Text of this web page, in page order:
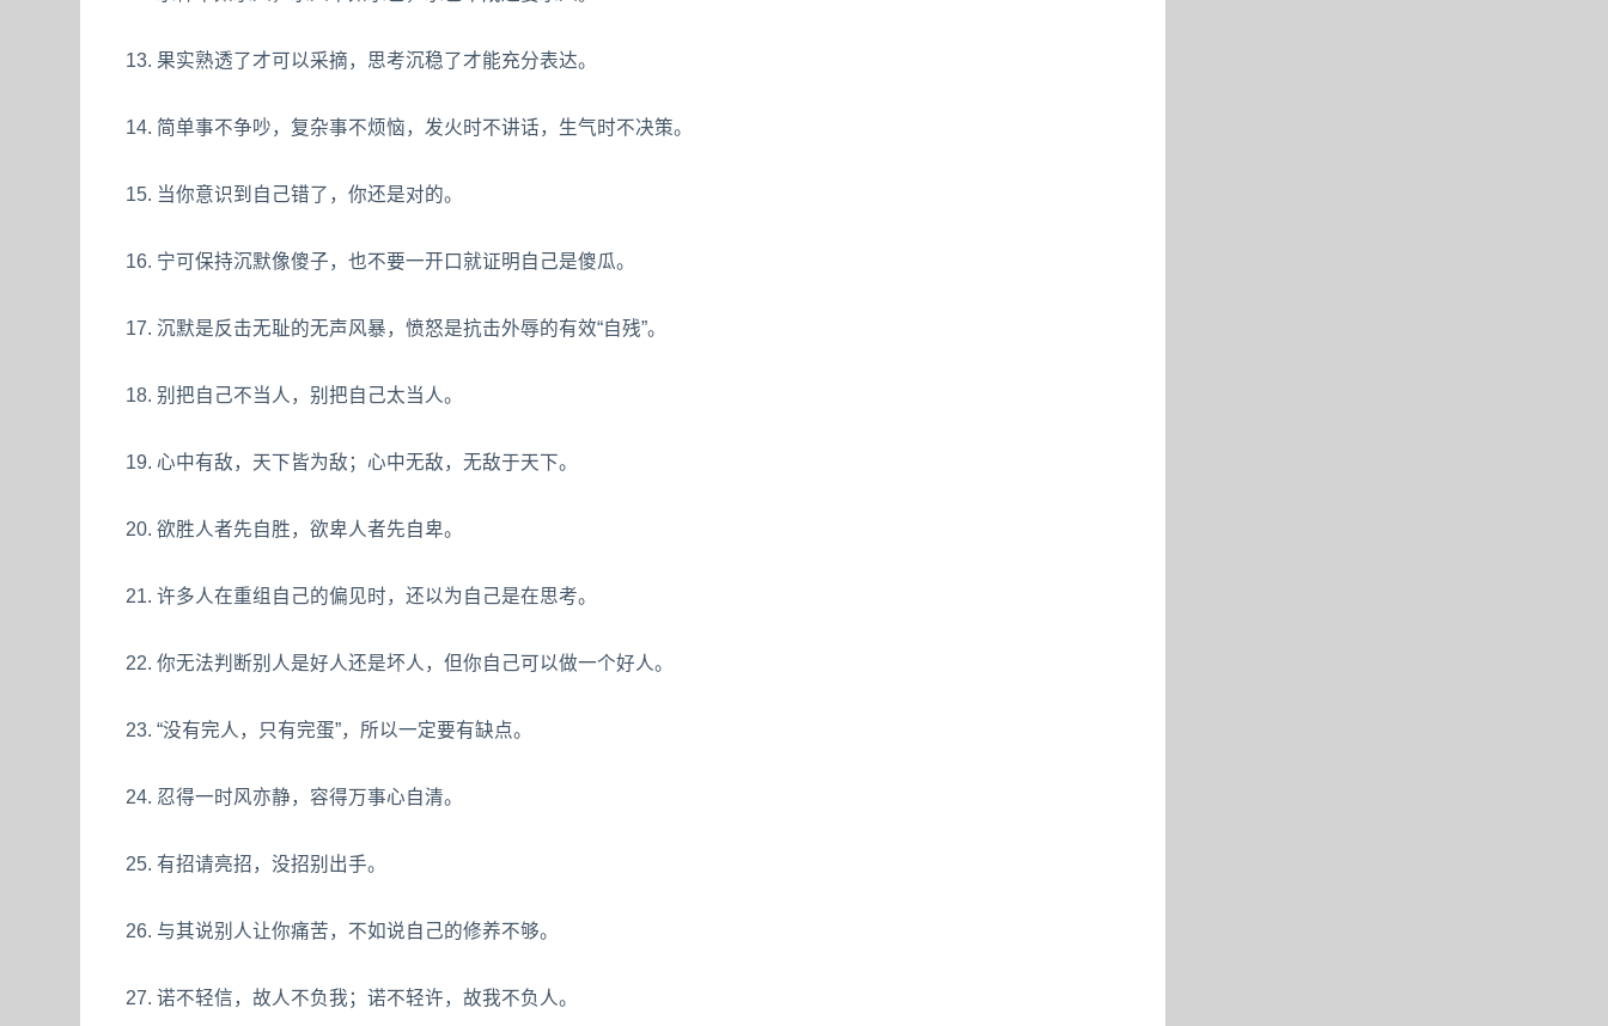
13. 果实熟透了才可以采摘，思考沉稳了才能充分表达。
14. 简单事不争吵，复杂事不烦恼，发火时不讲话，生气时不决策。
15. 当你意识到自己错了，你还是对的。
16. 宁可保持沉默像傻子，也不要一开口就证明自己是傻瓜。
17. 沉默是反击无耻的无声风暴，愤怒是抗击外辱的有效“自残”。
18. 别把自己不当人，别把自己太当人。
19. 心中有敌，天下皆为敌；心中无敌，无敌于天下。
20. 欲胜人者先自胜，欲卑人者先自卑。
21. 许多人在重组自己的偏见时，还以为自己是在思考。
22. 你无法判断别人是好人还是坏人，但你自己可以做一个好人。
23. “没有完人，只有完蛋”，所以一定要有缺点。
24. 忍得一时风亦静，容得万事心自清。
25. 有招请亮招，没招别出手。
26. 与其说别人让你痛苦，不如说自己的修养不够。
27. 诺不轻信，故人不负我；诺不轻许，故我不负人。